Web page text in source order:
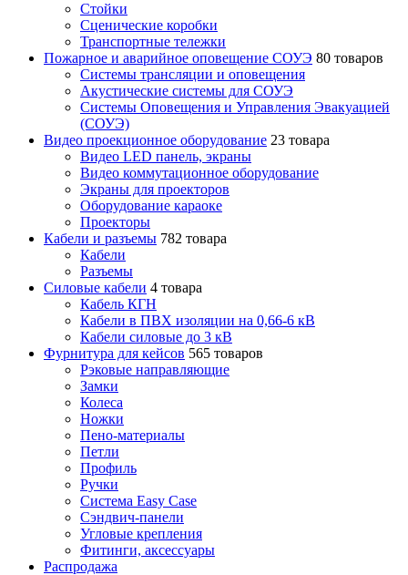
Стойки
Сценические коробки
Транспортные тележки
Пожарное и аварийное оповещение СОУЭ 80 товаров
Cистемы трансляции и оповещения
Акустические системы для СОУЭ
Системы Оповещения и Управления Эвакуацией
(СОУЭ)
Видео проекционное оборудование 23 товара
Видео LED панель, экраны
Видео коммутационное оборудование
Экраны для проекторов
Оборудование караоке
Проекторы
Кабели и разъемы 782 товара
Кабели
Разъемы
Силовые кабели 4 товара
Кабель КГН
Кабели в ПВХ изоляции на 0,66-6 кВ
Кабели силовые до 3 кВ
Фурнитура для кейсов 565 товаров
Рэковые направляющие
Замки
Колеса
Ножки
Пено-материалы
Петли
Профиль
Ручки
Система Easy Case
Сэндвич-панели
Угловые крепления
Фитинги, аксессуары
Распродажа